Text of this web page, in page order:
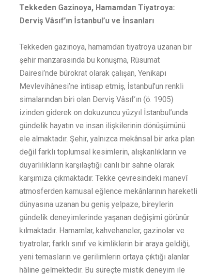
Tekkeden Gazinoya, Hamamdan Tiyatroya:
Derviş Vâsıf’ın İstanbul’u ve İnsanları
Tekkeden gazinoya, hamamdan tiyatroya uzanan bir
şehir manzarasında bu konuşma, Rüsumat
Dairesi’nde bürokrat olarak çalışan, Yenikapı
Mevlevihânesi’ne intisap etmiş, İstanbul’un renkli
simalarından biri olan Derviş Vâsıf’ın (ö. 1905)
izinden giderek on dokuzuncu yüzyıl İstanbul’unda
gündelik hayatın ve insan ilişkilerinin dönüşümünü
ele almaktadır. Şehir, yalnızca mekânsal bir arka plan
değil farklı toplumsal kesimlerin, alışkanlıkların ve
duyarlılıkların karşılaştığı canlı bir sahne olarak
karşımıza çıkmaktadır. Tekke çevresindeki manevî
atmosferden kamusal eğlence mekânlarının hareketli
dünyasına uzanan bu geniş yelpaze, bireylerin
gündelik deneyimlerinde yaşanan değişimi görünür
kılmaktadır. Hamamlar, kahvehaneler, gazinolar ve
tiyatrolar; farklı sınıf ve kimliklerin bir araya geldiği,
yeni temasların ve gerilimlerin ortaya çıktığı alanlar
hâline gelmektedir. Bu süreçte mistik deneyim ile